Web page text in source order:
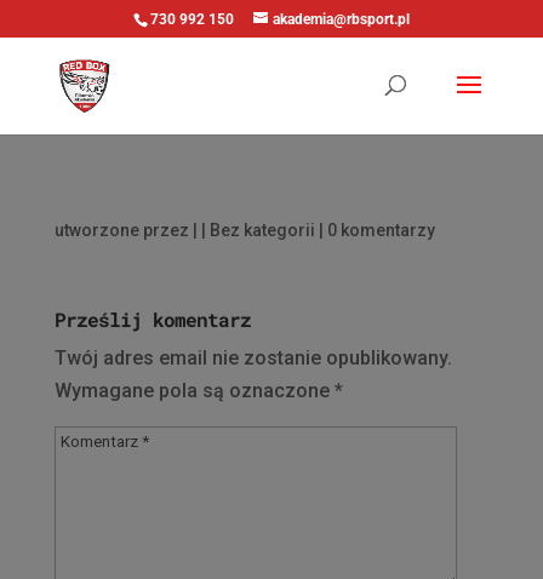
730 992 150 akademia@rbsport.pl
utworzone przez | Bez kategorii | 0 komentarzy
Prześlij komentarz
Twój adres email nie zostanie opublikowany.
Wymagane pola są oznaczone *